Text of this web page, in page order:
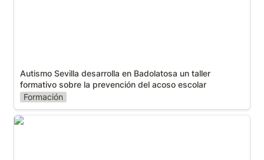
Autismo Sevilla desarrolla en Badolatosa un taller
formativo sobre la prevención del acoso escolar
Formación
Juventud y Autismo Sevilla se reúnen para ultimar